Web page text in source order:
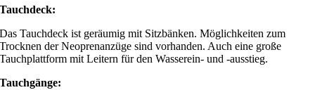
Tauchdeck:
Das Tauchdeck ist geräumig mit Sitzbänken. Möglichkeiten zum
Trocknen der Neoprenanzüge sind vorhanden. Auch eine große
Tauchplattform mit Leitern für den Wasserein- und -ausstieg.
Tauchgänge: